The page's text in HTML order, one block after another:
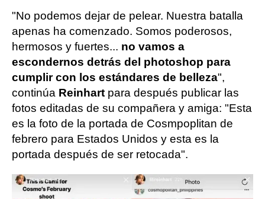
"No podemos dejar de pelear. Nuestra batalla
apenas ha comenzado. Somos poderosos,
hermosos y fuertes... no vamos a
escondernos detrás del photoshop para
cumplir con los estándares de belleza",
continúa Reinhart para después publicar las
fotos editadas de su compañera y amiga: "Esta
es la foto de la portada de Cosmpoplitan de
febrero para Estados Unidos y esta es la
portada después de ser retocada".